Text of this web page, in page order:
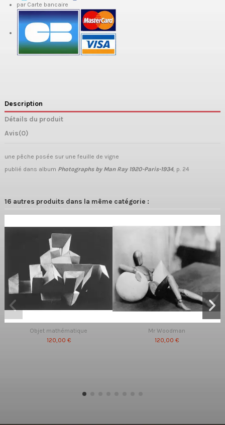
par Carte bancaire
Description
Détails du produit
Avis(0)
une pêche posée sur une feuille de vigne
publié dans album Photographs by Man Ray 1920-Paris-1934, p. 24
16 autres produits dans la même catégorie :
Objet mathématique
120,00 €
Mr Woodman
120,00 €